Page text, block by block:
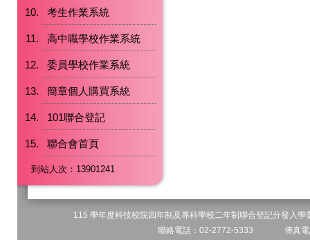
考生作業系統
高中職學校作業系統
委員學校作業系統
簡章個人購買系統
101聯合登記
聯合會首頁
到站人次：13901241
115 學年度科技校院四年制及專科學校二年制聯合登記分發
聯絡電話：02-2772-5333 傳真